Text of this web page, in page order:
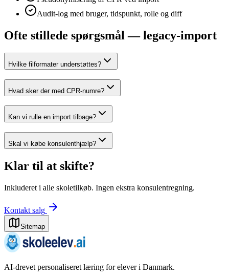
Audit-log med bruger, tidspunkt, rolle og diff
Ofte stillede spørgsmål — legacy-import
Hvilke filformater understøttes?
Hvad sker der med CPR-numre?
Kan vi rulle en import tilbage?
Skal vi købe konsulenthjælp?
Klar til at skifte?
Inkluderet i alle skoletilkøb. Ingen ekstra konsulentregning.
Kontakt salg
Sitemap
AI-drevet personaliseret læring for elever i Danmark.